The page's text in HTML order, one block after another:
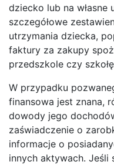
dziecko lub na własne
szczegółowe
utrzymania dziecka,
faktury za zakupy
przedszkole czy
W przypadku
finansowa jest znana,
dowody jego
zaświadczenie o
informacje o
innych aktywach. Jeśli